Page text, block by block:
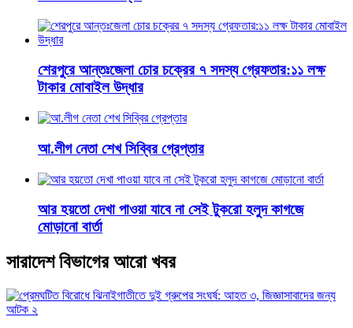
শেরপুরে আন্তঃজেলা চোর চক্রের ৭ সদস্য গ্রেফতার:১১ লক্ষ
টাকার মোবাইল উদ্ধার
আ.লীগ নেতা শেখ সিব্বির গ্রেপ্তার
আর হয়তো দেখা পাওয়া যাবে না সেই টুকরো হলুদ কাগজে
মোড়ানো বার্তা
সারাদেশ বিভাগের আরো খবর